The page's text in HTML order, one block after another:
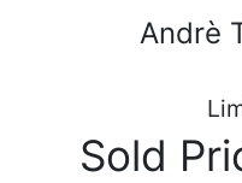
Andrè
Sold